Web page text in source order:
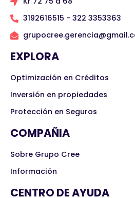
3192616515 - 322 3353363
EXPLORA
Optimización en Créditos
Inversión en propiedades
Protección en Seguros
COMPAÑIA
Sobre Grupo Cree
Información
CENTRO DE AYUDA